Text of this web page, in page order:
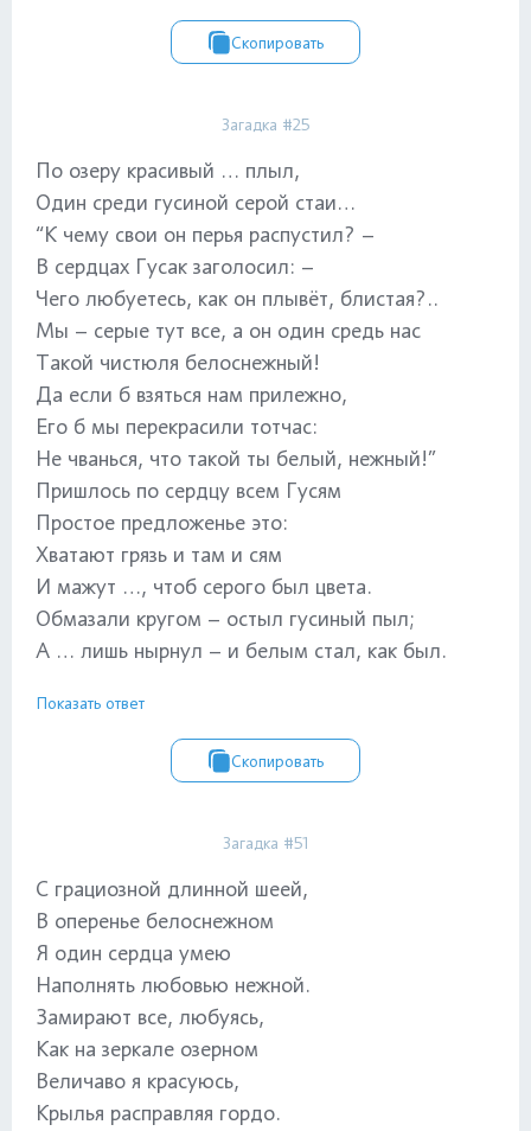
Скопировать
Загадка #25
По озеру красивый … плыл,
Один среди гусиной серой стаи…
“К чему свои он перья распустил? –
В сердцах Гусак заголосил: –
Чего любуетесь, как он плывёт, блистая?..
Мы – серые тут все, а он один средь нас
Такой чистюля белоснежный!
Да если б взяться нам прилежно,
Его б мы перекрасили тотчас:
Не чванься, что такой ты белый, нежный!”
Пришлось по сердцу всем Гусям
Простое предложенье это:
Хватают грязь и там и сям
И мажут …, чтоб серого был цвета.
Обмазали кругом – остыл гусиный пыл;
А … лишь нырнул – и белым стал, как был.
Показать ответ
Скопировать
Загадка #51
С грациозной длинной шеей,
В оперенье белоснежном
Я один сердца умею
Наполнять любовью нежной.
Замирают все, любуясь,
Как на зеркале озерном
Величаво я красуюсь,
Крылья расправляя гордо.